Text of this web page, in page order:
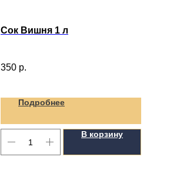
Сок Вишня 1 л
350 р.
Подробнее
В корзину